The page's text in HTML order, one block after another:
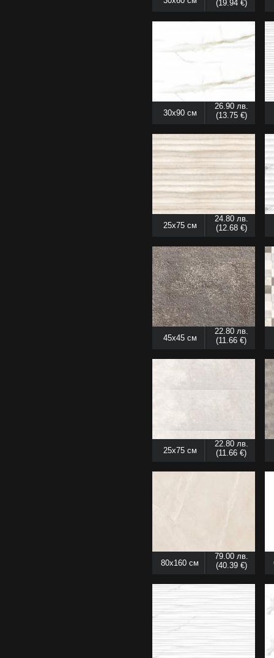
(19.94 €)
30x90 см
26.90 лв.
(13.75 €)
25x75 см
24.80 лв.
(12.68 €)
45x45 см
22.80 лв.
(11.66 €)
25x75 см
22.80 лв.
(11.66 €)
80x160 см
79.00 лв.
(40.39 €)